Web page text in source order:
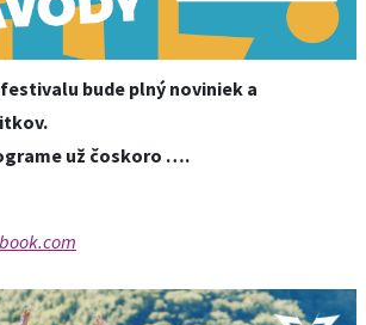
bude plný noviniek a
už čoskoro ….